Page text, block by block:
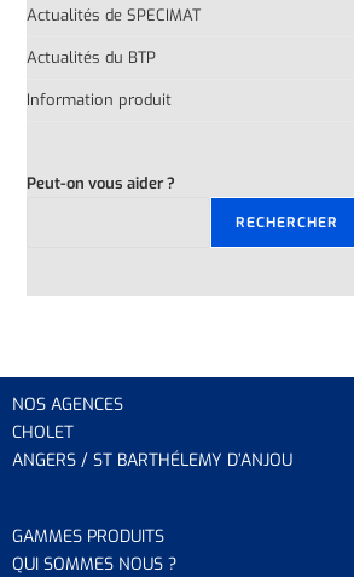
Actualités de SPECIMAT
Actualités du BTP
Information produit
Peut-on vous aider ?
RECHERCHER
NOS AGENCES
CHOLET
ANGERS / ST BARTHÉLEMY D’ANJOU
GAMMES PRODUITS
QUI SOMMES NOUS ?